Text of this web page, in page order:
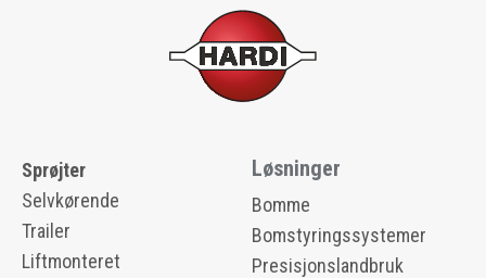
Sprøjter
Selvkørende
Trailer
Liftmonteret
Løsninger
Bomme
Bomstyringssystemer
Presisjonslandbruk